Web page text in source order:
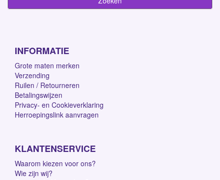
INFORMATIE
Grote maten merken
Verzending
Ruilen / Retourneren
Betalingswijzen
Privacy- en Cookieverklaring
Herroepingslink aanvragen
KLANTENSERVICE
Waarom kiezen voor ons?
Wie zijn wij?